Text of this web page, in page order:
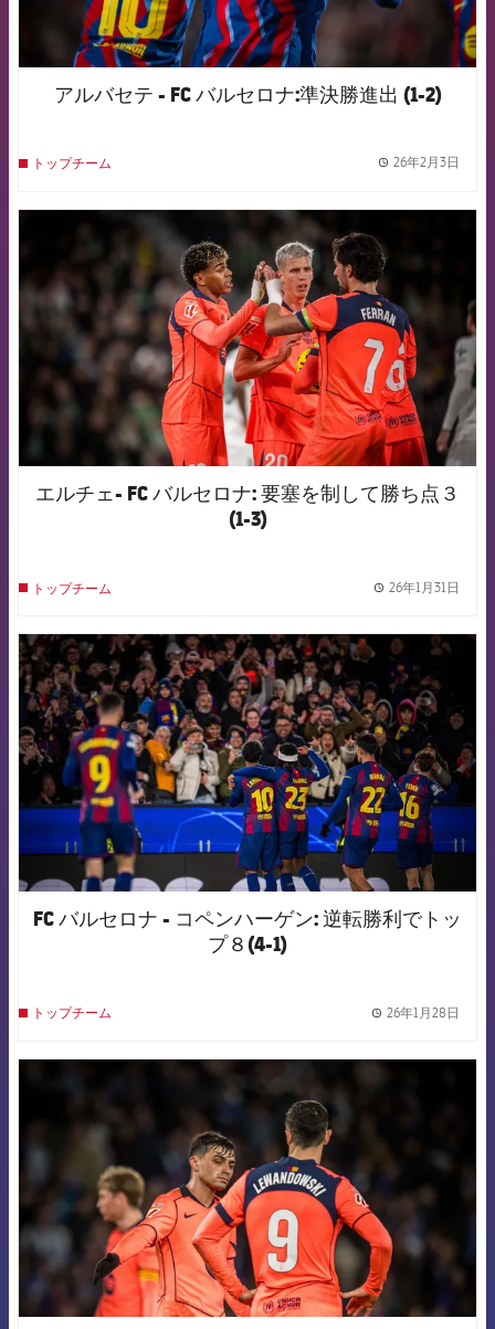
アルバセテ - FC バルセロナ:準決勝進出 (1-2)
トップチーム 26年2月3日
FCB Barcelona badge
エルチェ- FC バルセロナ: 要塞を制して勝ち点３
(1-3)
トップチーム 26年1月31日
FCB Barcelona badge
FC バルセロナ - コペンハーゲン: 逆転勝利でトッ
プ８(4-1)
トップチーム 26年1月28日